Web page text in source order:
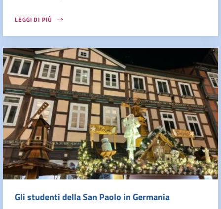
LEGGI DI PIÙ
Gli studenti della San Paolo in Germania